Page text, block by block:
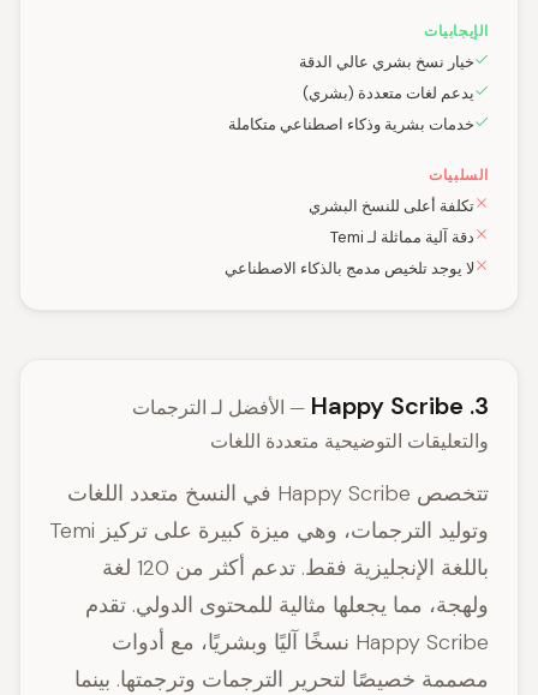
الإيجابيات
خيار نسخ بشري عالي الدقة
يدعم لغات متعددة (بشري)
خدمات بشرية وذكاء اصطناعي متكاملة
السلبيات
تكلفة أعلى للنسخ البشري
دقة آلية مماثلة لـ Temi
لا يوجد تلخيص مدمج بالذكاء الاصطناعي
3. Happy Scribe
— الأفضل لـ الترجمات
والتعليقات التوضيحية متعددة اللغات
تتخصص Happy Scribe في النسخ متعدد اللغات
وتوليد الترجمات، وهي ميزة كبيرة على تركيز Temi
باللغة الإنجليزية فقط. تدعم أكثر من 120 لغة
ولهجة، مما يجعلها مثالية للمحتوى الدولي. تقدم
Happy Scribe نسخًا آليًا وبشريًا، مع أدوات
مصممة خصيصًا لتحرير الترجمات وترجمتها. بينما